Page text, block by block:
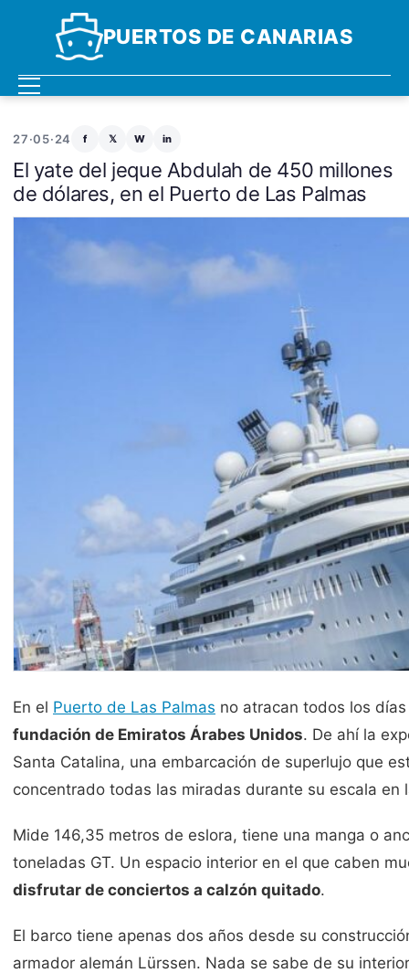
PUERTOS DE CANARIAS
27·05·24 f 𝕏 W in
El yate del jeque Abdulah de 450 millones
de dólares, en el Puerto de Las Palmas
En el Puerto de Las Palmas no atracan todos los
fundación de Emiratos Árabes Unidos. De ahí la
Santa Catalina, una embarcación de superlujo que
concentrado todas las miradas durante su escala en
Mide 146,35 metros de eslora, tiene una manga o
toneladas GT. Un espacio interior en el que caben
disfrutar de conciertos a calzón quitado.
El barco tiene apenas dos años desde su
armador alemán Lürssen. Nada se sabe de su